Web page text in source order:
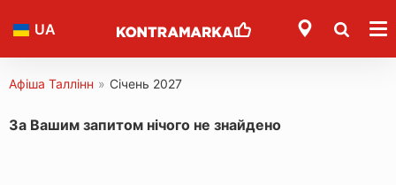
UA
Афіша Таллінн » Січень 2027
За Вашим запитом нічого не знайдено